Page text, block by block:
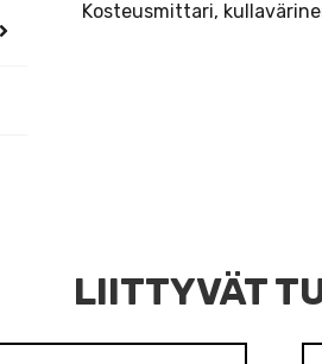
Kosteusmittari,
LIITTYVÄT